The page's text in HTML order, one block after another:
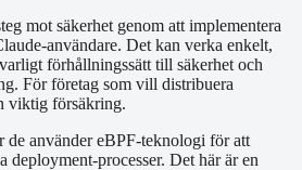
mot säkerhet genom att implementera
användare. Det kan verka enkelt,
förhållningssätt till säkerhet och
För företag som vill distribuera
viktig försäkring.
de använder eBPF-teknologi för att
deployment-processer. Det här är en